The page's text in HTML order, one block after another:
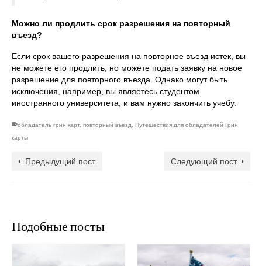
Можно ли продлить срок разрешения на повторный
въезд?
Если срок вашего разрешения на повторное въезд истек, вы
не можете его продлить, но можете подать заявку на новое
разрешение для повторного въезда. Однако могут быть
исключения, например, вы являетесь студентом
иностранного университета, и вам нужно закончить учебу.
обладатель грин карт, повторный въезд
Путешествия для обладателей Грин
карты
Предыдущий пост Следующий пост
Подобные посты